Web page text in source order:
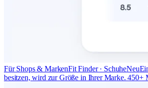
Für Shops & MarkenFit Finder · SchuheNeu
besitzen, wird zur Größe in Ihrer Marke. 450+